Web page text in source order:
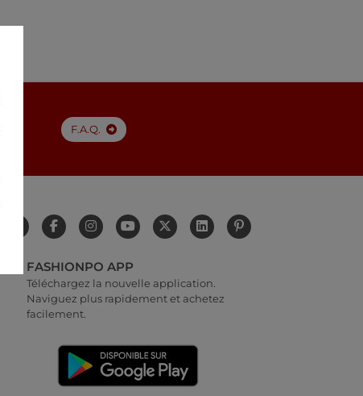
F.A.Q.
FASHIONPO APP
Téléchargez la nouvelle application.
Naviguez plus rapidement et achetez
facilement.